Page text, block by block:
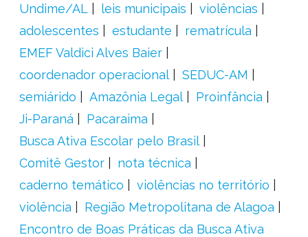
Undime/AL
leis municipais
violências
adolescentes
estudante
rematrícula
EMEF Valdici Alves Baier
coordenador operacional
SEDUC-AM
semiárido
Amazônia Legal
Proinfância
Ji-Paraná
Pacaraima
Busca Ativa Escolar pelo Brasil
Comitê Gestor
nota técnica
caderno temático
violências no território
violência
Região Metropolitana de Alagoa
Encontro de Boas Práticas da Busca Ativa